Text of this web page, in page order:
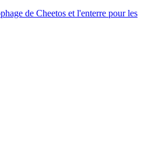
de Cheetos et l'enterre pour les